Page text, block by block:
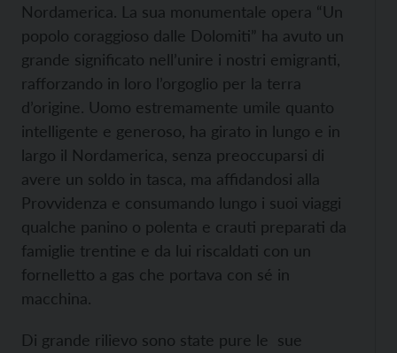
Nordamerica. La sua monumentale opera “Un
popolo coraggioso dalle Dolomiti” ha avuto un
grande significato nell’unire i nostri emigranti,
rafforzando in loro l’orgoglio per la terra
d’origine. Uomo estremamente umile quanto
intelligente e generoso, ha girato in lungo e in
largo il Nordamerica, senza preoccuparsi di
avere un soldo in tasca, ma affidandosi alla
Provvidenza e consumando lungo i suoi viaggi
qualche panino o polenta e crauti preparati da
famiglie trentine e da lui riscaldati con un
fornelletto a gas che portava con sé in
macchina.
Di grande rilievo sono state pure le sue